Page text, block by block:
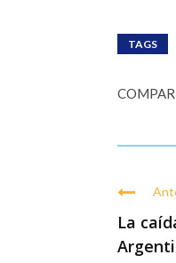
TAGS
La